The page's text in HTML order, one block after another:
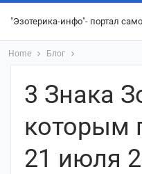
"Эзотерика-инфо"- портал
Home Блог
3 Знака
которым
21 июля